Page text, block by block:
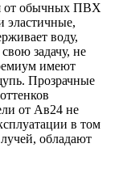
от обычных ПВХ
эластичные,
воду,
задачу, не
имеют
Прозрачные
от Ав24 не
в том
обладают